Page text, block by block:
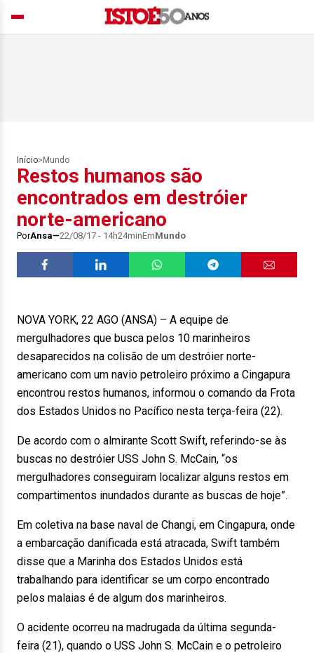
Início> Mundo
Restos humanos são
encontrados em destróier
norte-americano
PorAnsa 22/08/17 - 14h24minEmMundo
NOVA YORK, 22 AGO (ANSA) – A equipe de
mergulhadores que busca pelos 10 marinheiros
desaparecidos na colisão de um destróier norte-
americano com um navio petroleiro próximo a Cingapura
encontrou restos humanos, informou o comando da Frota
dos Estados Unidos no Pacífico nesta terça-feira (22).
De acordo com o almirante Scott Swift, referindo-se às
buscas no destróier USS John S. McCain, “os
mergulhadores conseguiram localizar alguns restos em
compartimentos inundados durante as buscas de hoje”.
Em coletiva na base naval de Changi, em Cingapura, onde
a embarcação danificada está atracada, Swift também
disse que a Marinha dos Estados Unidos está
trabalhando para identificar se um corpo encontrado
pelos malaias é de algum dos marinheiros.
O acidente ocorreu na madrugada da última segunda-
feira (21), quando o USS John S. McCain e o petroleiro